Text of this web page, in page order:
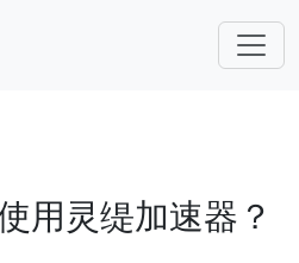
用灵缇加速器？